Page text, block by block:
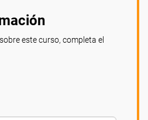
este curso, completa el